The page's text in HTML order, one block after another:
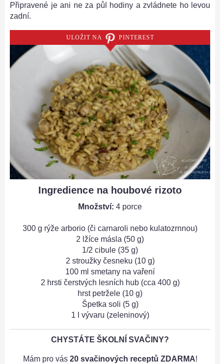
Připravené je ani ne za půl hodiny a zvládnete ho levou
zadní.
ULOŽIT NA PINTEREST
Ingredience na houbové rizoto
Množství: 4 porce
300 g rýže arborio (či carnaroli nebo kulatozrnnou)
2 lžíce másla (50 g)
1/2 cibule (35 g)
2 stroužky česneku (10 g)
100 ml smetany na vaření
2 hrsti čerstvých lesních hub (cca 400 g)
hrst petržele (10 g)
Špetka soli (5 g)
1 l vývaru (zeleninový)
CHYSTÁTE ŠKOLNÍ SVAČINY?
Mám pro vás 20 svačinových receptů ZDARMA!